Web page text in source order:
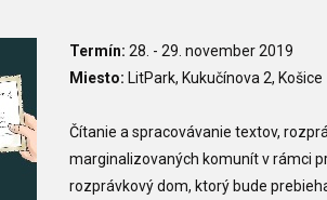
Termín: 28. - 29. november 2019
Miesto: LitPark, Kukučínova 2, Košice
Čítanie a spracovávanie textov,
marginalizovaných komunít v rámci
rozprávkový dom, ktorý bude